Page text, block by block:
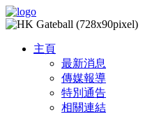
主頁
最新消息
傳媒報導
特別通告
相關連結